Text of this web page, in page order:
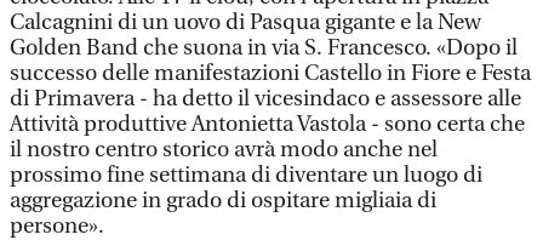
Calcagnini di un uovo di Pasqua gigante e la New
Golden Band che suona in via S. Francesco. «Dopo il
successo delle manifestazioni Castello in Fiore e Festa
di Primavera - ha detto il vicesindaco e assessore alle
Attività produttive Antonietta Vastola - sono certa che
il nostro centro storico avrà modo anche nel
prossimo fine settimana di diventare un luogo di
aggregazione in grado di ospitare migliaia di
persone».